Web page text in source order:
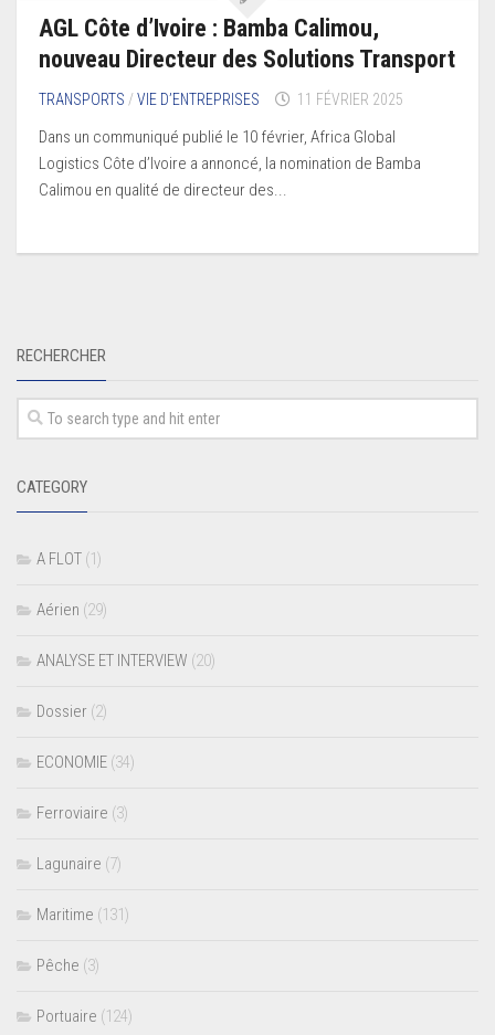
AGL Côte d’Ivoire : Bamba Calimou,
nouveau Directeur des Solutions Transport
TRANSPORTS /VIE D’ENTREPRISES 11 FÉVRIER 2025
Dans un communiqué publié le 10 février, Africa Global
Logistics Côte d’Ivoire a annoncé, la nomination de Bamba
Calimou en qualité de directeur des...
RECHERCHER
CATEGORY
A FLOT (1)
Aérien (29)
ANALYSE ET INTERVIEW (20)
Dossier (2)
ECONOMIE (34)
Ferroviaire (3)
Lagunaire (7)
Maritime (131)
Pêche (3)
Portuaire (124)